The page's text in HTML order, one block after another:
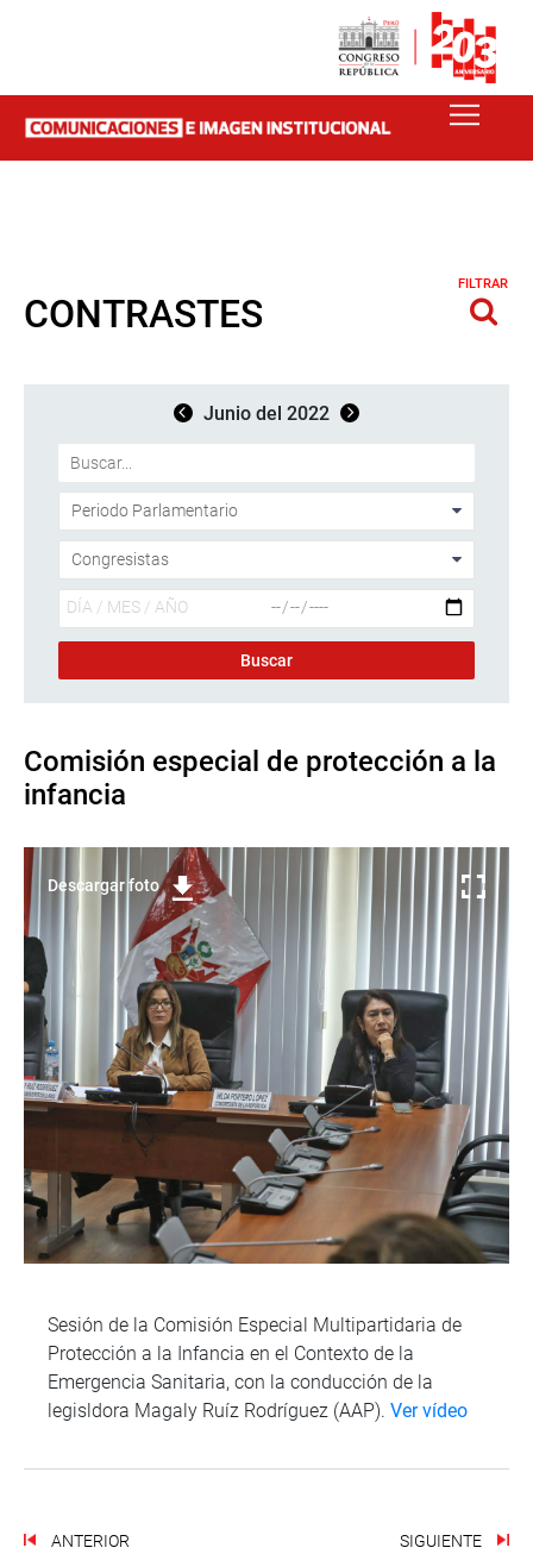
CONTRASTES
FILTRAR
Junio del 2022
Comisión especial de protección a la
infancia
Descargar foto
Sesión de la Comisión Especial Multipartidaria de
Protección a la Infancia en el Contexto de la
Emergencia Sanitaria, con la conducción de la
legisldora Magaly Ruíz Rodríguez (AAP). Ver vídeo
ANTERIOR SIGUIENTE